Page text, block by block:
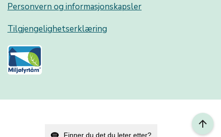
arrow_upward
Personvern og informasjonskapsler
Tilgjengelighetserklæring
Finner du det du leter etter?